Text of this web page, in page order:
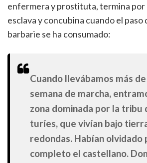
enfermera y prostituta, termina
esclava y concubina cuando el paso
barbarie se ha consumado:
Cuando llevábamos más
semana de marcha,
zona dominada por la tribu
turíes, que vivían bajo
redondas. Habían olvidado
completo el castellano.